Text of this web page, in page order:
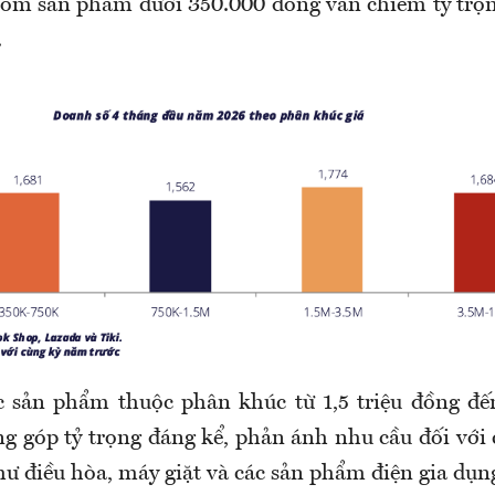
sản phẩm dưới 350.000 đồng vẫn chiếm tỷ
sản phẩm thuộc phân khúc từ 1,5 triệu đồng
góp tỷ trọng đáng kể, phản ánh nhu cầu đối với
điều hòa, máy giặt và các sản phẩm điện gia